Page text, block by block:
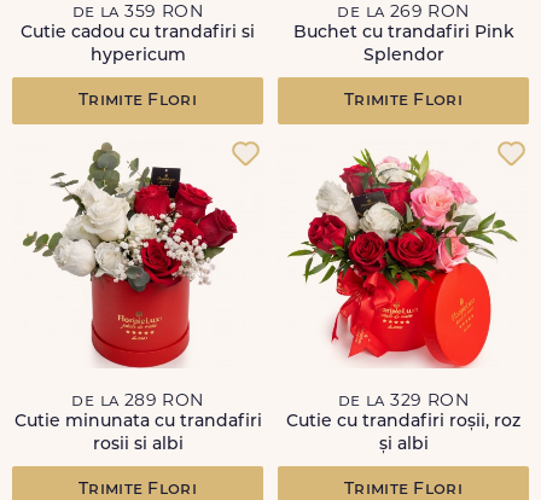
de la 359 RON
Cutie cadou cu trandafiri si
hypericum
Trimite Flori
de la 269 RON
Buchet cu trandafiri Pink
Splendor
Trimite Flori
de la 289 RON
Cutie minunata cu trandafiri
rosii si albi
Trimite Flori
de la 329 RON
Cutie cu trandafiri roșii, roz
și albi
Trimite Flori